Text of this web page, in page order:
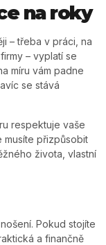
na roky
– třeba v práci, na
– vyplatí se
míru vám padne
se stává
respektuje vaše
přizpůsobit
života, vlastní
Pokud stojíte
a finančně